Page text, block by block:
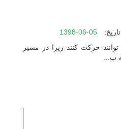
تاریخ:
1398-06-05
حركت كنند زيرا در مسير
ب...